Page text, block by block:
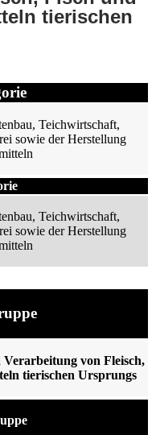
tierischen
Teichwirtschaft,
sowie der Herstellung
Teichwirtschaft,
sowie der Herstellung
von Fleisch,
tierischen Ursprungs